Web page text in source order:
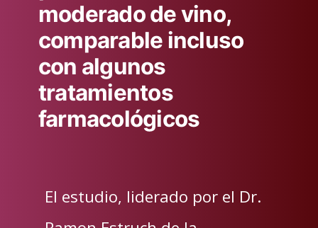
moderado de vino,
comparable incluso
con algunos
tratamientos
farmacológicos
El estudio, liderado por el Dr.